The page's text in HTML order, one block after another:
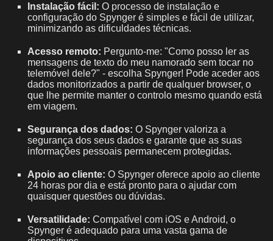
Instalação fácil: O processo de instalação e
configuração do Spynger é simples e fácil de utilizar,
minimizando as dificuldades técnicas.
Acesso remoto: Pergunto-me: "Como posso ler as
mensagens de texto do meu namorado sem tocar no
telemóvel dele?" - escolha Spynger! Pode aceder aos
dados monitorizados a partir de qualquer browser, o
que lhe permite manter o controlo mesmo quando está
em viagem.
Segurança dos dados: O Spynger valoriza a
segurança dos seus dados e garante que as suas
informações pessoais permanecem protegidas.
Apoio ao cliente: O Spynger oferece apoio ao cliente
24 horas por dia e está pronto para o ajudar com
quaisquer questões ou dúvidas.
Versatilidade: Compatível com iOS e Android, o
Spynger é adequado para uma vasta gama de